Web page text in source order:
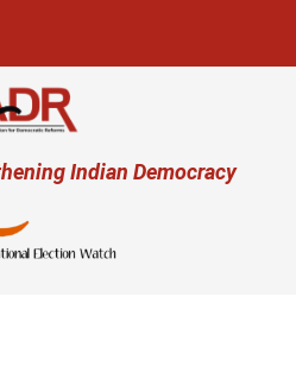
menuIndian Democracy